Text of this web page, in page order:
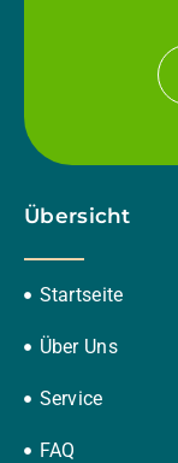
Übersicht
Startseite
Über Uns
Service
FAQ